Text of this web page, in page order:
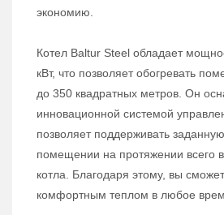
экономию.
Котел Baltur Steel обладает
кВт, что позволяет обогревать
до 350 квадратных метров. Он
инновационной системой
позволяет поддерживать
помещении на протяжении всего
котла. Благодаря этому, вы
комфортным теплом в любое